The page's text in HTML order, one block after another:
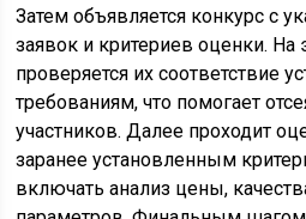
Затем объявляется конкурс с
заявок и критериев оценки. На
проверяется их соответствие
требованиям, что помогает
участников. Далее проходит
заранее установленным
включать анализ цены,